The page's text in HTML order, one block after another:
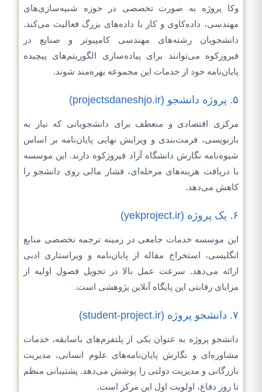
وکا پروژه به صورت تخصصی در حوزه شبیه‌سازی‌های
مهندسی، داده‌کاوی و کار با داده‌های بزرگ فعالیت می‌کند.
دانشجویان رشته‌های مهندسی کامپیوتر و صنایع در
فیروزکوه می‌توانند برای پیاده‌سازی الگوریتم‌های پیچیده
پایان‌نامه خود از خدمات این مجموعه بهره‌مند شوند.
۵. پروژه دانشجو (projectsdaneshjo.ir)
مرکزی اقتصادی و منعطف برای دانشجویانی که نیاز به
بازنویسی، فرمت‌بندی و ویرایش نهایی پایان‌نامه بر اساس
شیوه‌نامه نگارش دانشگاه آزاد فیروزکوه دارند. این موسسه
با دریافت هزینه‌های مرحله‌ای، فشار مالی روی دانشجو را
کاهش می‌دهد.
۶. یک پروژه (yekproject.ir)
این موسسه خدمات جامعی در زمینه ترجمه تخصصی منابع
انگلیسی، استخراج مقاله از پایان‌نامه و ویراستاری ادبی
ارائه می‌دهد. سرعت عمل بالا در تحویل فصول اولیه از
مزایای رقابتی این پایگاه آنلاین پژوهشی است.
۷. دانشجو پروژه (student-project.ir)
دانشجو پروژه به عنوان یکی از پلتفرم‌های باسابقه، خدمات
مشاوره‌ای و نگارش پایان‌نامه‌های علوم انسانی، مدیریت
بازرگانی و مدیریت دولتی را پوشش می‌دهد. پشتیبانی منظم
تا روز دفاع، اولویت اول این مرکز است.